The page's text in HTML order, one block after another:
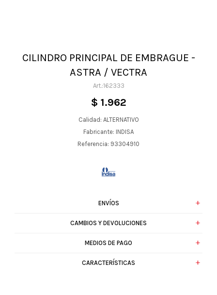
CILINDRO PRINCIPAL DE EMBRAGUE -
ASTRA / VECTRA
162333
$ 1.962
Calidad: ALTERNATIVO
Fabricante: INDISA
Referencia: 93304910
ENVÍOS
CAMBIOS Y DEVOLUCIONES
MEDIOS DE PAGO
CARACTERÍSTICAS